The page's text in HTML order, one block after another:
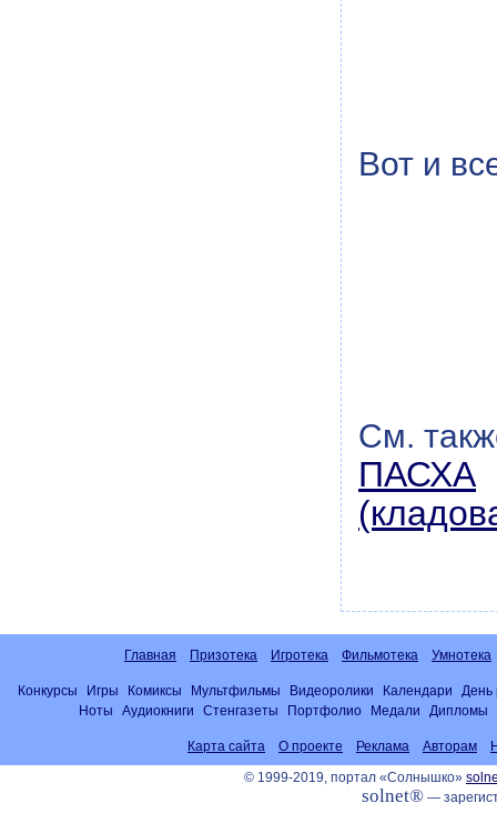
Вот и
См.
ПАСХА
Главная Призотека Игротека Фильмотека Умнотека
Конкурсы Игры Комиксы Мультфильмы Видеоролики Календари
День
Ноты
Аудиокниги Стенгазеты Портфолио Медали Дипломы
Карта сайта О проекте Реклама Авторам
© 1999-2019, портал «Солнышко»
solnet®—